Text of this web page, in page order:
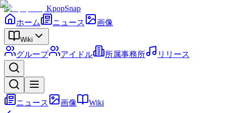
KpopSnap
ホーム
ニュース 画像
Wiki
グループ アイドル 所属事務所 リリース
ニュース 画像
Wiki